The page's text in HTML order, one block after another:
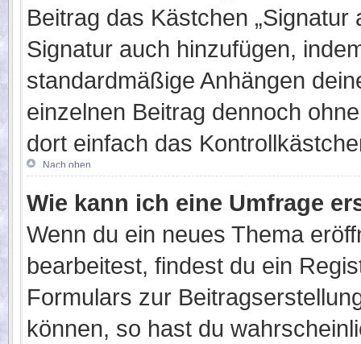
Beitrag das Kästchen
Signatur auch hinzufügen,
standardmäßige Anhängen
einzelnen Beitrag dennoch
dort einfach das
Nach oben
Wie kann ich eine Umfrage
Wenn du ein neues Thema
bearbeitest, findest du ein
Formulars zur
können, so hast du